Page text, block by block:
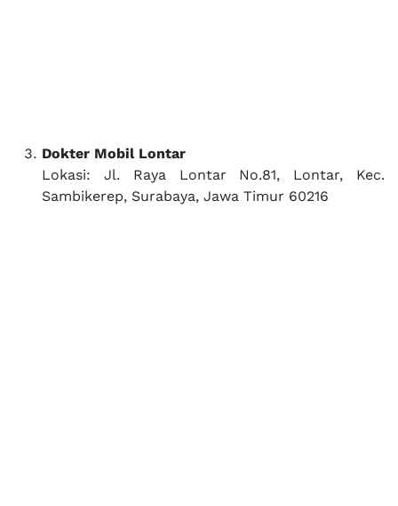
Dokter Mobil Lontar
Lokasi: Jl. Raya Lontar No.81, Lontar, Kec.
Sambikerep, Surabaya, Jawa Timur 60216